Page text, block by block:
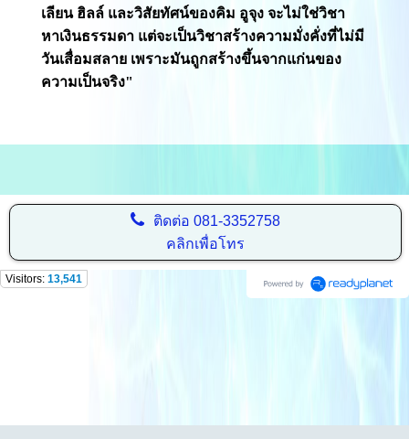
เลียน ฮิลล์ และวิสัยทัศน์ของคิม อูจุง จะไม่ใช่วิชา
หาเงินธรรมดา แต่จะเป็นวิชาสร้างความมั่งคั่งที่ไม่มี
วันเสื่อมสลาย เพราะมันถูกสร้างขึ้นจากแก่นของ
ความเป็นจริง"
ติดต่อ 081-3352758
คลิกเพื่อโทร
Visitors: 13,541